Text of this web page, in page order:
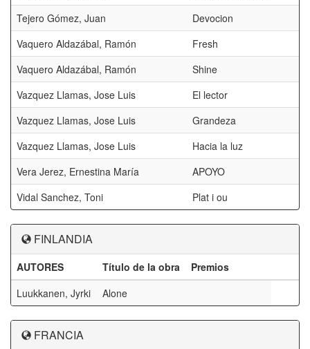
Tejero Gómez, Juan
Devocion
Vaquero Aldazábal, Ramón
Fresh
Vaquero Aldazábal, Ramón
Shine
Vazquez Llamas, Jose Luis
El lector
Vazquez Llamas, Jose Luis
Grandeza
Vazquez Llamas, Jose Luis
Hacia la luz
Vera Jerez, Ernestina María
APOYO
Vidal Sanchez, Toni
Plat i ou
FINLANDIA
AUTORES Título de la obra
Premios
Luukkanen, Jyrki
Alone
FRANCIA